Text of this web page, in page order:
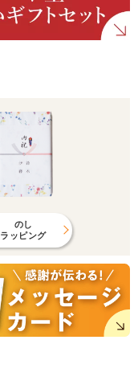
のし
ラッピング